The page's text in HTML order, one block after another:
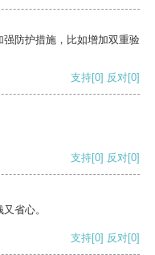
防护措施，比如增加双重验
支持[0] 反对[0]
支持[0] 反对[0]
省心。
支持[0] 反对[0]